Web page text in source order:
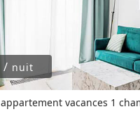
/ nuit
appartement vacances 1